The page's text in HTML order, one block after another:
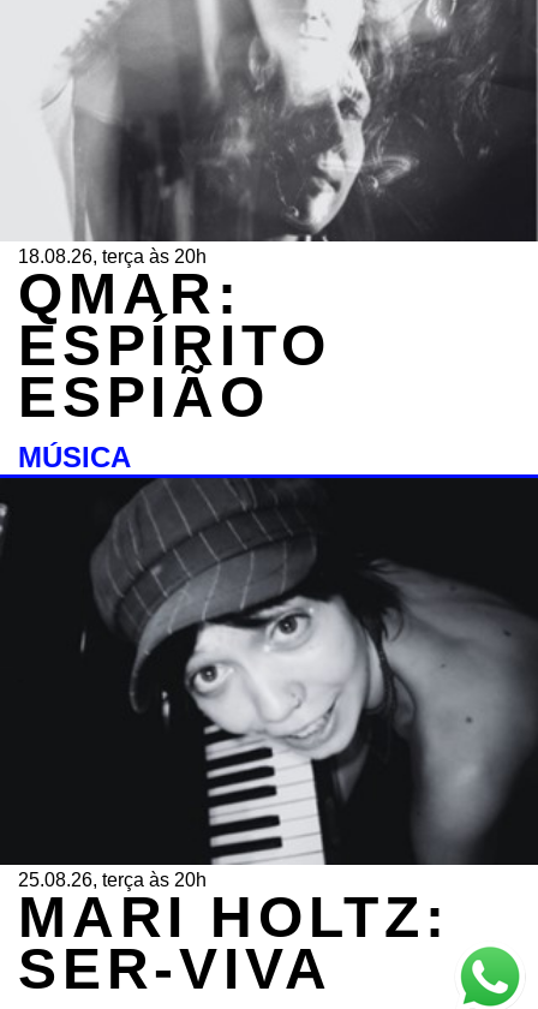
18.08.26, terça às 20h
QMAR:
ESPÍRITO
ESPIÃO
MÚSICA
25.08.26, terça às 20h
MARI HOLTZ:
SER-VIVA